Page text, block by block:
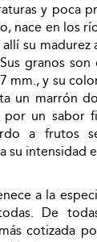
y poca
nace en los
allí su
granos
mm., y su
un marrón
por un sabor
a frutos
su intensidad
a la
De
cotizada